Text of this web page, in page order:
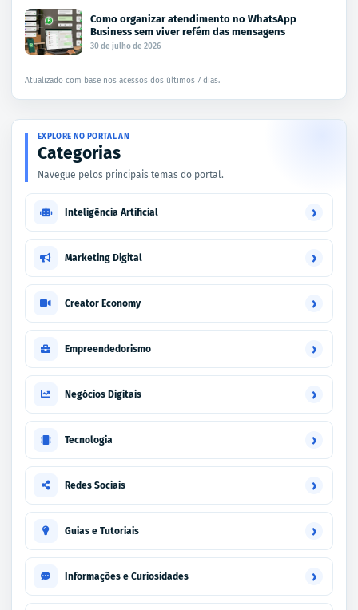
Como organizar atendimento no WhatsApp
Business sem viver refém das mensagens
30 de julho de 2026
Atualizado com base nos acessos dos últimos 7 dias.
EXPLORE NO PORTAL AN
Categorias
Navegue pelos principais temas do portal.
Inteligência Artificial ›
Marketing Digital ›
Creator Economy ›
Empreendedorismo ›
Negócios Digitais ›
Tecnologia ›
Redes Sociais ›
Guias e Tutoriais ›
Informações e Curiosidades ›